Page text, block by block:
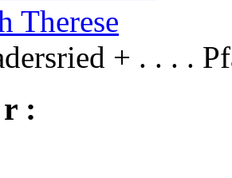
Therese
+ . . . .
: